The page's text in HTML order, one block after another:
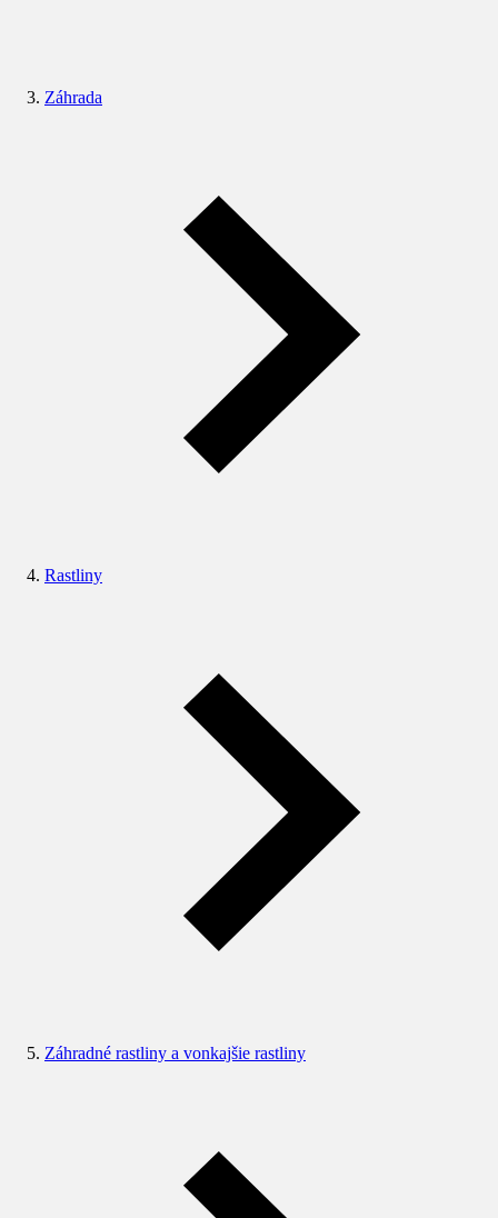
Záhrada
Rastliny
Záhradné rastliny a vonkajšie rastliny